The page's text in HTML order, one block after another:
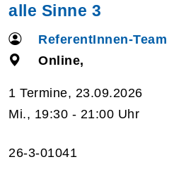
alle Sinne 3
ReferentInnen-Team
Online,
1 Termine, 23.09.2026
Mi., 19:30 - 21:00 Uhr
26-3-01041